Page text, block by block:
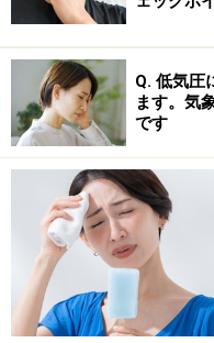
ーする保険制度ではあ
Q. 低気圧
ます。気
です